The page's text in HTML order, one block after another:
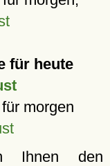
für heute
morgen
Ihnen den